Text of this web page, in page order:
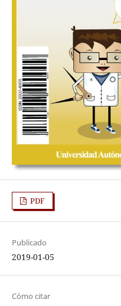
PDF
Publicado
2019-01-05
Cómo citar